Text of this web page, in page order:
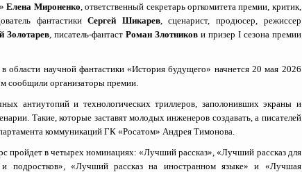
Елена Мироненко , ответственный секретарь оргкомитета премии, критик,
фантастикиСергей Шикарев, сценарист, продюсер, режиссер
Золотарев, писатель-фантаст Роман Злотникови призер I сезона премии
научной фантастики «История будущего» начнется 20 мая 2026
сообщили организаторы премии.
антиутопий и технологических триллеров, заполонивших экраны и
Такие, которые заставят молодых инженеров создавать, а писателей
коммуникаций ГК «Росатом» Андрея Тимонова.
пройдет в четырех номинациях: «Лучший рассказ», «Лучший рассказ для
и подростков», «Лучший рассказ на иностранном языке» и «Лучшая